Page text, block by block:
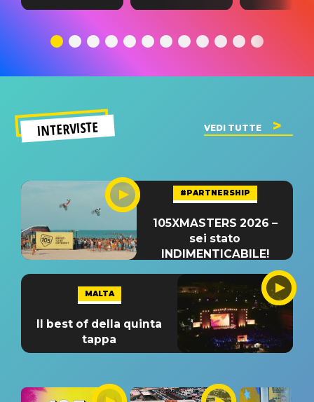
testo,
significato
traduzione e
del singolo
testo,
INTERVISTE VEDI TUTTE
#PARTNERSHIP
105XMASTERS 2026 –
sei stato
INDIMENTICABILE!
MALTA
Il best of della quinta
tappa